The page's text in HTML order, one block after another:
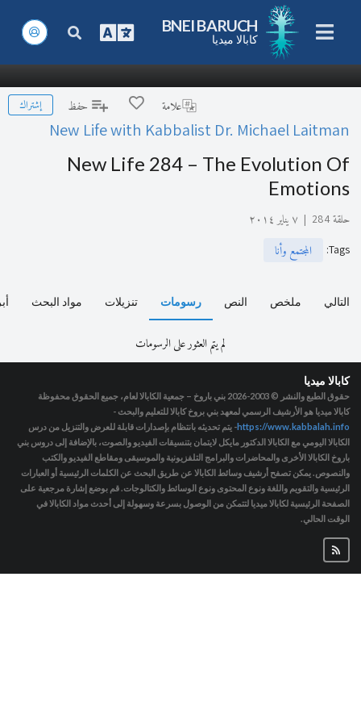
BNEI BARUCH
كابالا ميديا
علامة حفظ إشتراك
New Life with Kabbalist Dr. Michael Laitman
New Life 284 – The Evolution Of
Emotions
حلقة 284 | ٧ يناير ٢٠١٤
Tags
: المجتمع وأنا
التالي ملخص النص رسومات تنزيلات مواد البحث
لم يتم العثور على الرسومات
كابالا ميديا
حقوق الطبع والنشر © 2003-2026
بني باروخ – جمعية الكابالا لعام، جميع الحقوق محفوظة
كابالا ميديا هو الأرشيف الرسمي لمعهد بني بروخ كابالا للتعليم والبحث -
https://www.kabbalah.info- يتم تحديثه بانتظام بإصدارات قابلة للعرض والتنزيل من درس
الكابالا اليومي مع الكابالا الدكتور مايكل لايتمان بتنسيقات الفيديو والصوت، بالإضافة إلى دروس بني
باروخ الكابالا الأخرى والمحاضرات والبرامج التلفزيونية والموسيقى ومقاطع الفيديو والكتب
والنصوص. يمكن تصفح أرشيف وسائط الكابالا عن طريق البحث عن الكلمات الرئيسية أو العبارات
الرئيسية والتقويم واللغة ونوع المحتوى ونوع الوسائط والكتالوجات. قم بوضع إشارة مرجعية على
الصفحة الرئيسية لكابالا ميديا لتتمكن من الوصول بسرعة وسهولة إلى أحدث مواد الكابالا في
الوقت الحالي.